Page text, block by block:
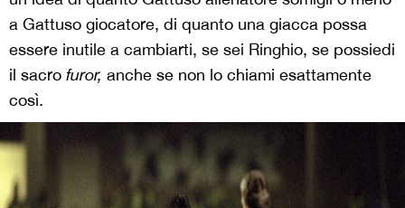
a Gattuso giocatore, di quanto una giacca possa
essere inutile a cambiarti, se sei Ringhio, se possiedi
il sacro furor, anche se non lo chiami esattamente
così.